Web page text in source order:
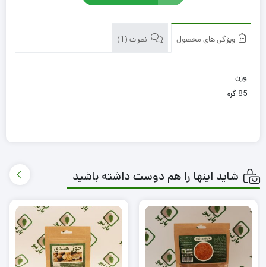
ویژگی های محصول نظرات (1)
وزن
85 گرم
شاید اینها را هم دوست داشته باشید